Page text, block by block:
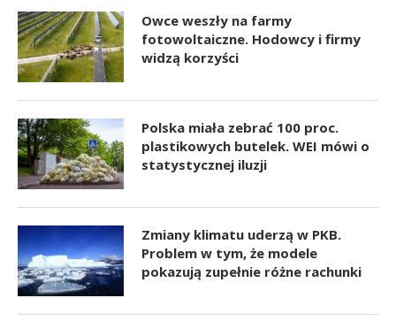
Owce weszły na farmy
fotowoltaiczne. Hodowcy i firmy
widzą korzyści
Polska miała zebrać 100 proc.
plastikowych butelek. WEI mówi o
statystycznej iluzji
Zmiany klimatu uderzą w PKB.
Problem w tym, że modele
pokazują zupełnie różne rachunki